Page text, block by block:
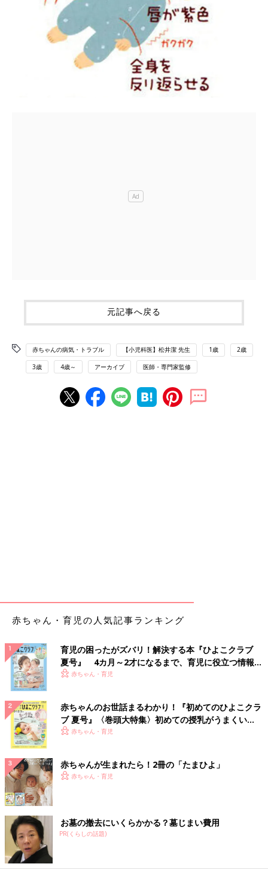
元記事へ戻る
赤ちゃんの病気・トラブル 【小児科医】松井潔 先生 1歳 2歳
3歳 4歳～ アーカイブ 医師・専門家監修
赤ちゃん・育児の人気記事ランキング
育児の困ったがズバリ！解決する本『ひよこクラブ
夏号』 4カ月～2才になるまで、育児に役立つ情報が
いっぱい！
赤ちゃん・育児
赤ちゃんのお世話まるわかり！『初めてのひよこクラ
ブ 夏号』〈巻頭大特集〉初めての授乳がうまくい
く！ おっぱい・ミルクの基本と夏のトラブル 解決テ
赤ちゃん・育児
赤ちゃんが生まれたら！2冊の「たまひよ」
赤ちゃん・育児
お墓の撤去にいくらかかる？墓じまい費用
PR(くらしの話題)